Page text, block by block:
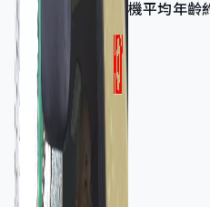
機平均年齡